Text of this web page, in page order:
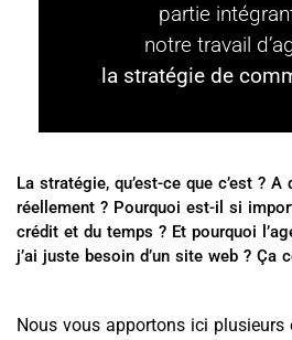
partie
notre travail
la stratégie de
La stratégie, qu’est-ce que c’est ?
réellement ? Pourquoi est-il si
crédit et du temps ? Et pourquoi
j’ai juste besoin d’un site web ? Ça
Nous vous apportons ici plusieurs